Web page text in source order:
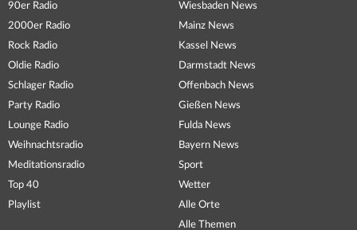
90er Radio
2000er Radio
Rock Radio
Oldie Radio
Schlager Radio
Party Radio
Lounge Radio
Weihnachtsradio
Meditationsradio
Top 40
Playlist
Wiesbaden News
Mainz News
Kassel News
Darmstadt News
Offenbach News
Gießen News
Fulda News
Bayern News
Sport
Wetter
Alle Orte
Alle Themen